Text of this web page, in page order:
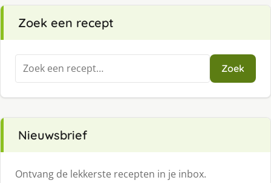
Zoek een recept
Zoeken
naar:
Zoek
Nieuwsbrief
Ontvang de lekkerste recepten in je inbox.